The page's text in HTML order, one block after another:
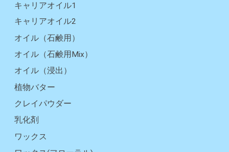
キャリアオイル1
キャリアオイル2
オイル（石鹸用）
オイル（石鹸用Mix）
オイル（浸出）
植物バター
クレイパウダー
乳化剤
ワックス